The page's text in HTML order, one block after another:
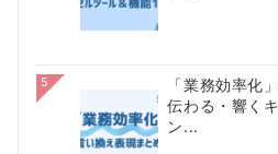
5
「業務効率化
伝わる・響く
ン...